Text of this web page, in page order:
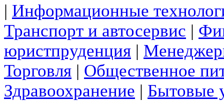
| Информационные
Транспорт и автосервис |
юристпруденция |
Торговля | Общественное
Здравоохранение | Бытовые